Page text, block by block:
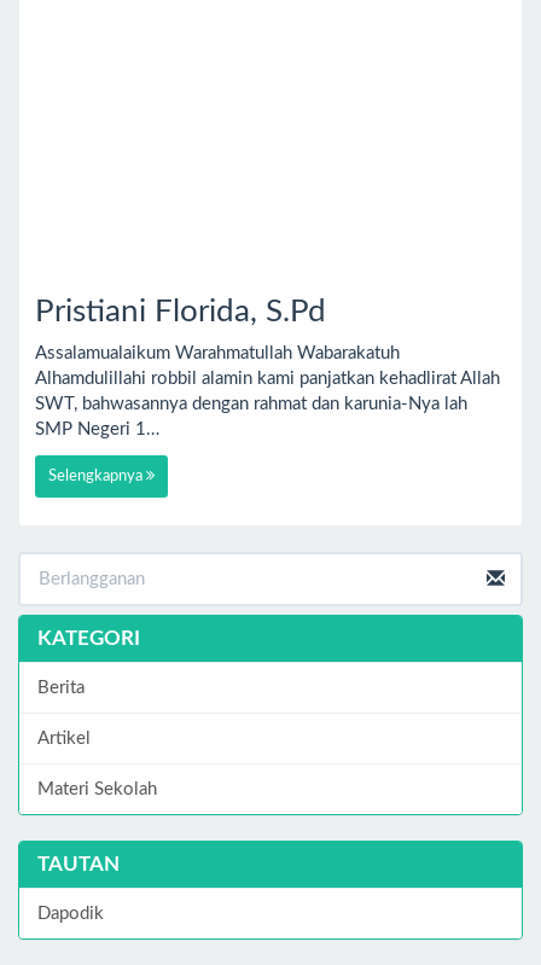
Pristiani Florida, S.Pd
Assalamualaikum Warahmatullah Wabarakatuh
Alhamdulillahi robbil alamin kami panjatkan kehadlirat Allah
SWT, bahwasannya dengan rahmat dan karunia-Nya lah
SMP Negeri 1…
Selengkapnya
KATEGORI
Berita
Artikel
Materi Sekolah
TAUTAN
Dapodik